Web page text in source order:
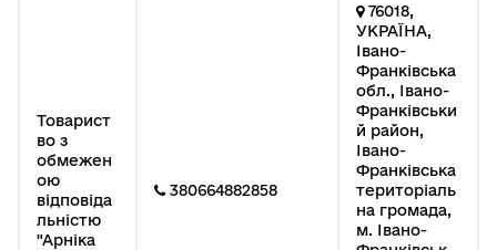
Товарист
во з
обмежен
ою
відповіда
льністю
"Арніка
380664882858
76018,
УКРАЇНА,
Івано-
Франківська
обл., Івано-
Франківськи
й район,
Івано-
Франківська
територіаль
на громада,
м. Івано-